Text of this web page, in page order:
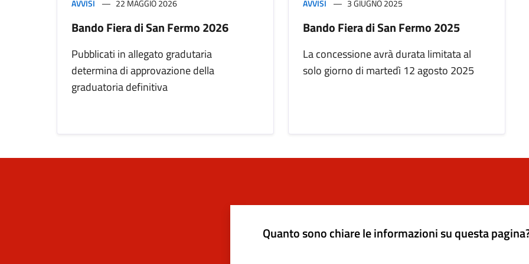
AVVISI 22 MAGGIO 2026
Bando Fiera di San Fermo 2026
Pubblicati in allegato gradutaria
determina di approvazione della
graduatoria definitiva
AVVISI 3 GIUGNO 2025
Bando Fiera di San Fermo 2025
La concessione avrà durata limitata al
solo giorno di martedì 12 agosto 2025
Quanto sono chiare le informazioni su questa